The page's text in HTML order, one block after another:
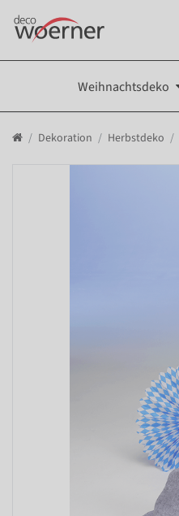
Weihnachtsdeko
Dekoration Herbstdeko